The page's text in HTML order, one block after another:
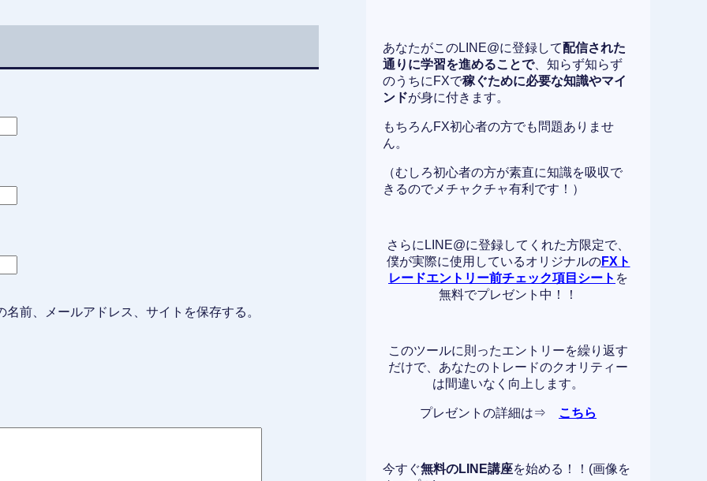
前、メールアドレス、サイトを保存する。
あなたがこのLINE@に登録して配信された
通りに学習を進めることで、知らず知らず
のうちにFXで稼ぐために必要な知識やマイ
ンドが身に付きます。
もちろんFX初心者の方でも問題ありませ
ん。
（むしろ初心者の方が素直に知識を吸収で
きるのでメチャクチャ有利です！）
さらにLINE@に登録してくれた方限定で、
僕が実際に使用しているオリジナルのFXト
レードエントリー前チェック項目シート を
無料でプレゼント中！！
このツールに則ったエントリーを繰り返す
だけで、あなたのトレードのクオリティー
は間違いなく向上します。
プレゼントの詳細は⇒ こちら
今すぐ無料のLINE講座を始める！！(画像を